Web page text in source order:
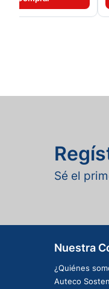
Sé el
Nuestra
¿Quiénes
Auteco